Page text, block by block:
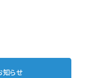
らせ